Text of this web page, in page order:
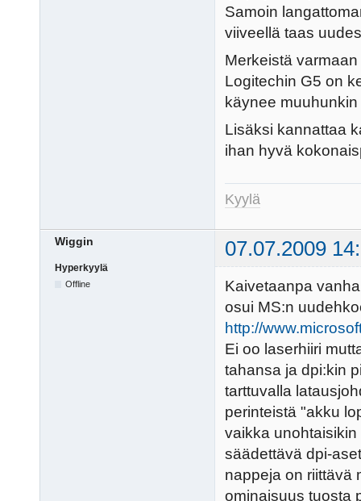
Samoin
viiveellä taas
Merkeistä
Logitechin G5 on
käynee
Lisäksi kannattaa
ihan hyvä
Kyylä
Wiggin 07.07.2009
Hyperkyylä
Offline
Kaivetaanpa
osui MS:n
http://
Ei oo laserhiiri
tahansa ja dpi:kin
tarttuvalla
perinteistä "akku
vaikka
säädettävä dpi-
nappeja on riittävä
ominaisuus tuosta